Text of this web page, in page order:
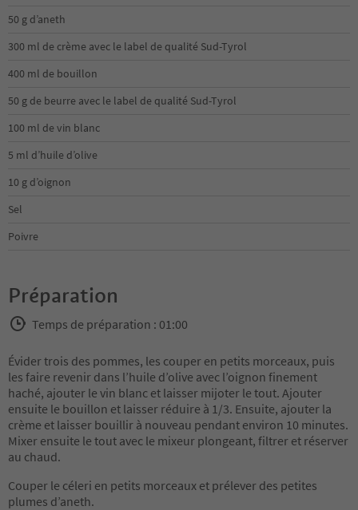
50 g d’aneth
300 ml de crème avec le label de qualité Sud-Tyrol
400 ml de bouillon
50 g de beurre avec le label de qualité Sud-Tyrol
100 ml de vin blanc
5 ml d’huile d’olive
10 g d’oignon
Sel
Poivre
Préparation
Temps de préparation : 01:00
Évider trois des pommes, les couper en petits morceaux, puis
les faire revenir dans l’huile d’olive avec l’oignon finement
haché, ajouter le vin blanc et laisser mijoter le tout. Ajouter
ensuite le bouillon et laisser réduire à 1/3. Ensuite, ajouter la
crème et laisser bouillir à nouveau pendant environ 10 minutes.
Mixer ensuite le tout avec le mixeur plongeant, filtrer et réserver
au chaud.
Couper le céleri en petits morceaux et prélever des petites
plumes d’aneth.